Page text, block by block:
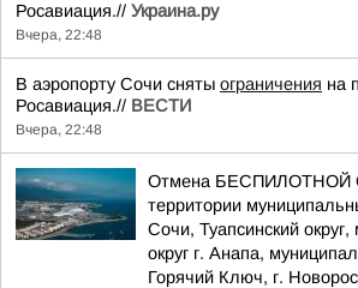
Росавиация.// Украина.ру
Вчера, 22:48
В аэропорту Сочи сняты ограничения на
Росавиация.// ВЕСТИ
Вчера, 22:48
Отмена БЕСПИЛОТНОЙ
территории
Сочи, Туапсинский
округ г. Анапа,
Горячий Ключ, г.